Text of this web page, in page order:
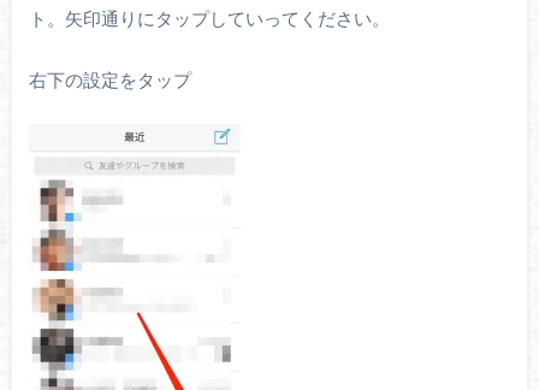
ト。矢印通りにタップしていってください。
右下の設定をタップ